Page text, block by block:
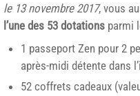
le 13 novembre 2017, vous
l’une des 53 dotations parmi
1 passeport Zen pour 2
après-midi détente dans
52 coffrets cadeaux